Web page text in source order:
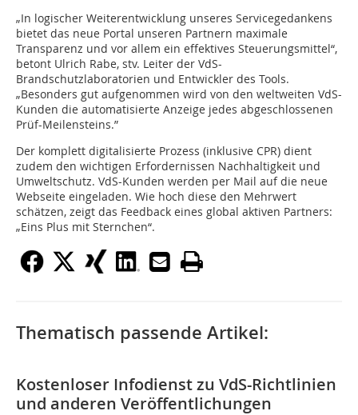
„In logischer Weiterentwicklung unseres Servicegedankens
bietet das neue Portal unseren Partnern maximale
Transparenz und vor allem ein effektives Steuerungsmittel“,
betont Ulrich Rabe, stv. Leiter der VdS-
Brandschutzlaboratorien und Entwickler des Tools.
„Besonders gut aufgenommen wird von den weltweiten VdS-
Kunden die automatisierte Anzeige jedes abgeschlossenen
Prüf-Meilensteins.”
Der komplett digitalisierte Prozess (inklusive CPR) dient
zudem den wichtigen Erfordernissen Nachhaltigkeit und
Umweltschutz. VdS-Kunden werden per Mail auf die neue
Webseite eingeladen. Wie hoch diese den Mehrwert
schätzen, zeigt das Feedback eines global aktiven Partners:
„Eins Plus mit Sternchen“.
Thematisch passende Artikel:
Kostenloser Infodienst zu VdS-Richtlinien
und anderen Veröffentlichungen